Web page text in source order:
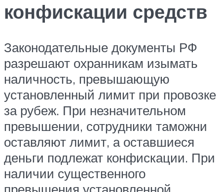
конфискации средств
Законодательные документы РФ
разрешают охранникам изымать
наличность, превышающую
установленный лимит при провозке
за рубеж. При незначительном
превышении, сотрудники таможни
оставляют лимит, а оставшиеся
деньги подлежат конфискации. При
наличии существенного